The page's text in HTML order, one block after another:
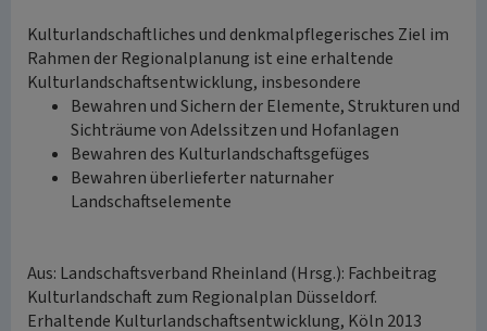
Kulturlandschaftliches und denkmalpflegerisches Ziel im
Rahmen der Regionalplanung ist eine erhaltende
Kulturlandschaftsentwicklung, insbesondere
Bewahren und Sichern der Elemente, Strukturen und
Sichträume von Adelssitzen und Hofanlagen
Bewahren des Kulturlandschaftsgefüges
Bewahren überlieferter naturnaher
Landschaftselemente
Aus: Landschaftsverband Rheinland (Hrsg.): Fachbeitrag
Kulturlandschaft zum Regionalplan Düsseldorf.
Erhaltende Kulturlandschaftsentwicklung, Köln 2013